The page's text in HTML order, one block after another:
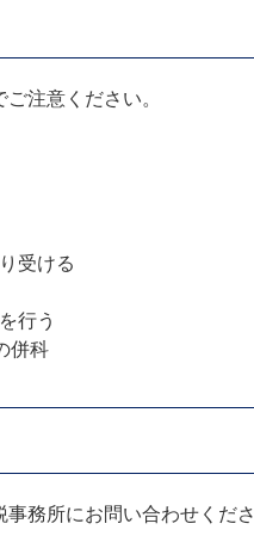
注意ください。
受ける
行う
併科
務所にお問い合わせくださ